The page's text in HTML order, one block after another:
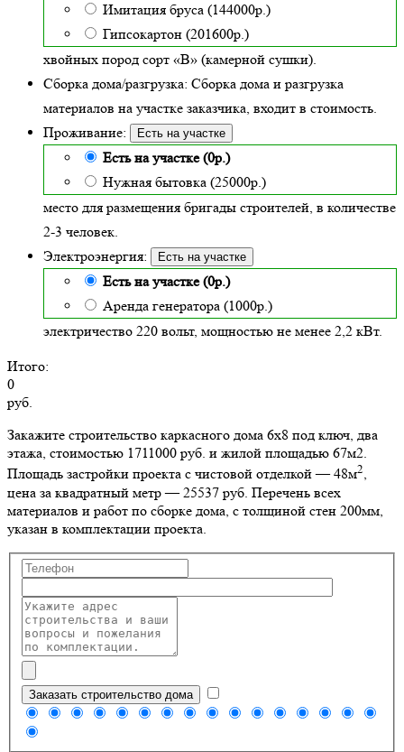
Имитация бруса (144000р.)
Гипсокартон (201600р.)
хвойных пород сорт «В» (камерной сушки).
Сборка дома/разгрузка: Сборка дома и разгрузка
материалов на участке заказчика, входит в стоимость.
Проживание:
Есть на участке
Есть на участке (0р.)
Нужная бытовка (25000р.)
место для размещения бригады строителей, в количестве
2-3 человек.
Электроэнергия:
Есть на участке
Есть на участке (0р.)
Аренда генератора (1000р.)
электричество 220 вольт, мощностью не менее 2,2 кВт.
Итого:
0
руб.
Закажите строительство каркасного дома 6х8 под ключ, два
этажа, стоимостью 1711000 руб. и жилой площадью 67м2.
Площадь застройки проекта с чистовой отделкой — 48м2,
цена за квадратный метр — 25537 руб. Перечень всех
материалов и работ по сборке дома, с толщиной стен 200мм,
указан в комплектации проекта.
Заказать строительство дома